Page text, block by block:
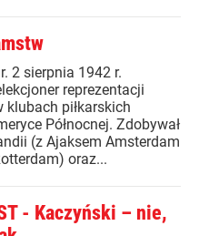
2 sierpnia 1942 r.
reprezentacji
klubach piłkarskich
Północnej. Zdobywał
(z Ajaksem Amsterdam
oraz...
- Kaczyński – nie,